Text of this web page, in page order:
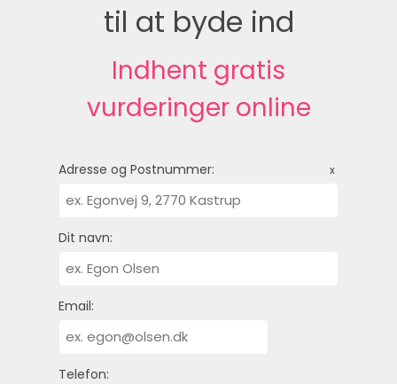
til at byde ind
Indhent gratis
vurderinger online
Adresse og Postnummer: x
Dit navn:
Email:
Telefon: